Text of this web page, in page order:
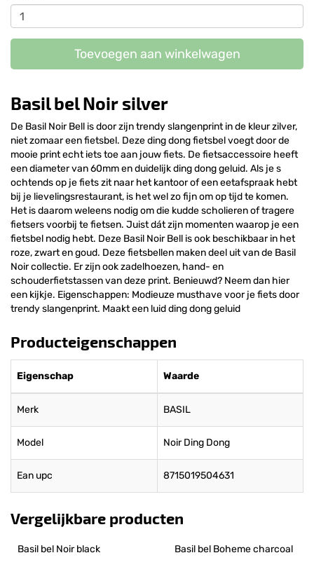
Toevoegen aan winkelwagen
Basil bel Noir silver
De Basil Noir Bell is door zijn trendy slangenprint in de kleur zilver,
niet zomaar een fietsbel. Deze ding dong fietsbel voegt door de
mooie print echt iets toe aan jouw fiets. De fietsaccessoire heeft
een diameter van 60mm en duidelijk ding dong geluid. Als je s
ochtends op je fiets zit naar het kantoor of een eetafspraak hebt
bij je lievelingsrestaurant, is het wel zo fijn om op tijd te komen.
Het is daarom weleens nodig om die kudde scholieren of tragere
fietsers voorbij te fietsen. Juist dát zijn momenten waarop je een
fietsbel nodig hebt. Deze Basil Noir Bell is ook beschikbaar in het
roze, zwart en goud. Deze fietsbellen maken deel uit van de Basil
Noir collectie. Er zijn ook zadelhoezen, hand- en
schouderfietstassen van deze print. Benieuwd? Neem dan hier
een kijkje. Eigenschappen: Modieuze musthave voor je fiets door
trendy slangenprint. Maakt een luid ding dong geluid
Producteigenschappen
Eigenschap Waarde
Merk BASIL
Model Noir Ding Dong
Ean upc 8715019504631
Vergelijkbare producten
Basil bel Noir black Basil bel Boheme charcoal